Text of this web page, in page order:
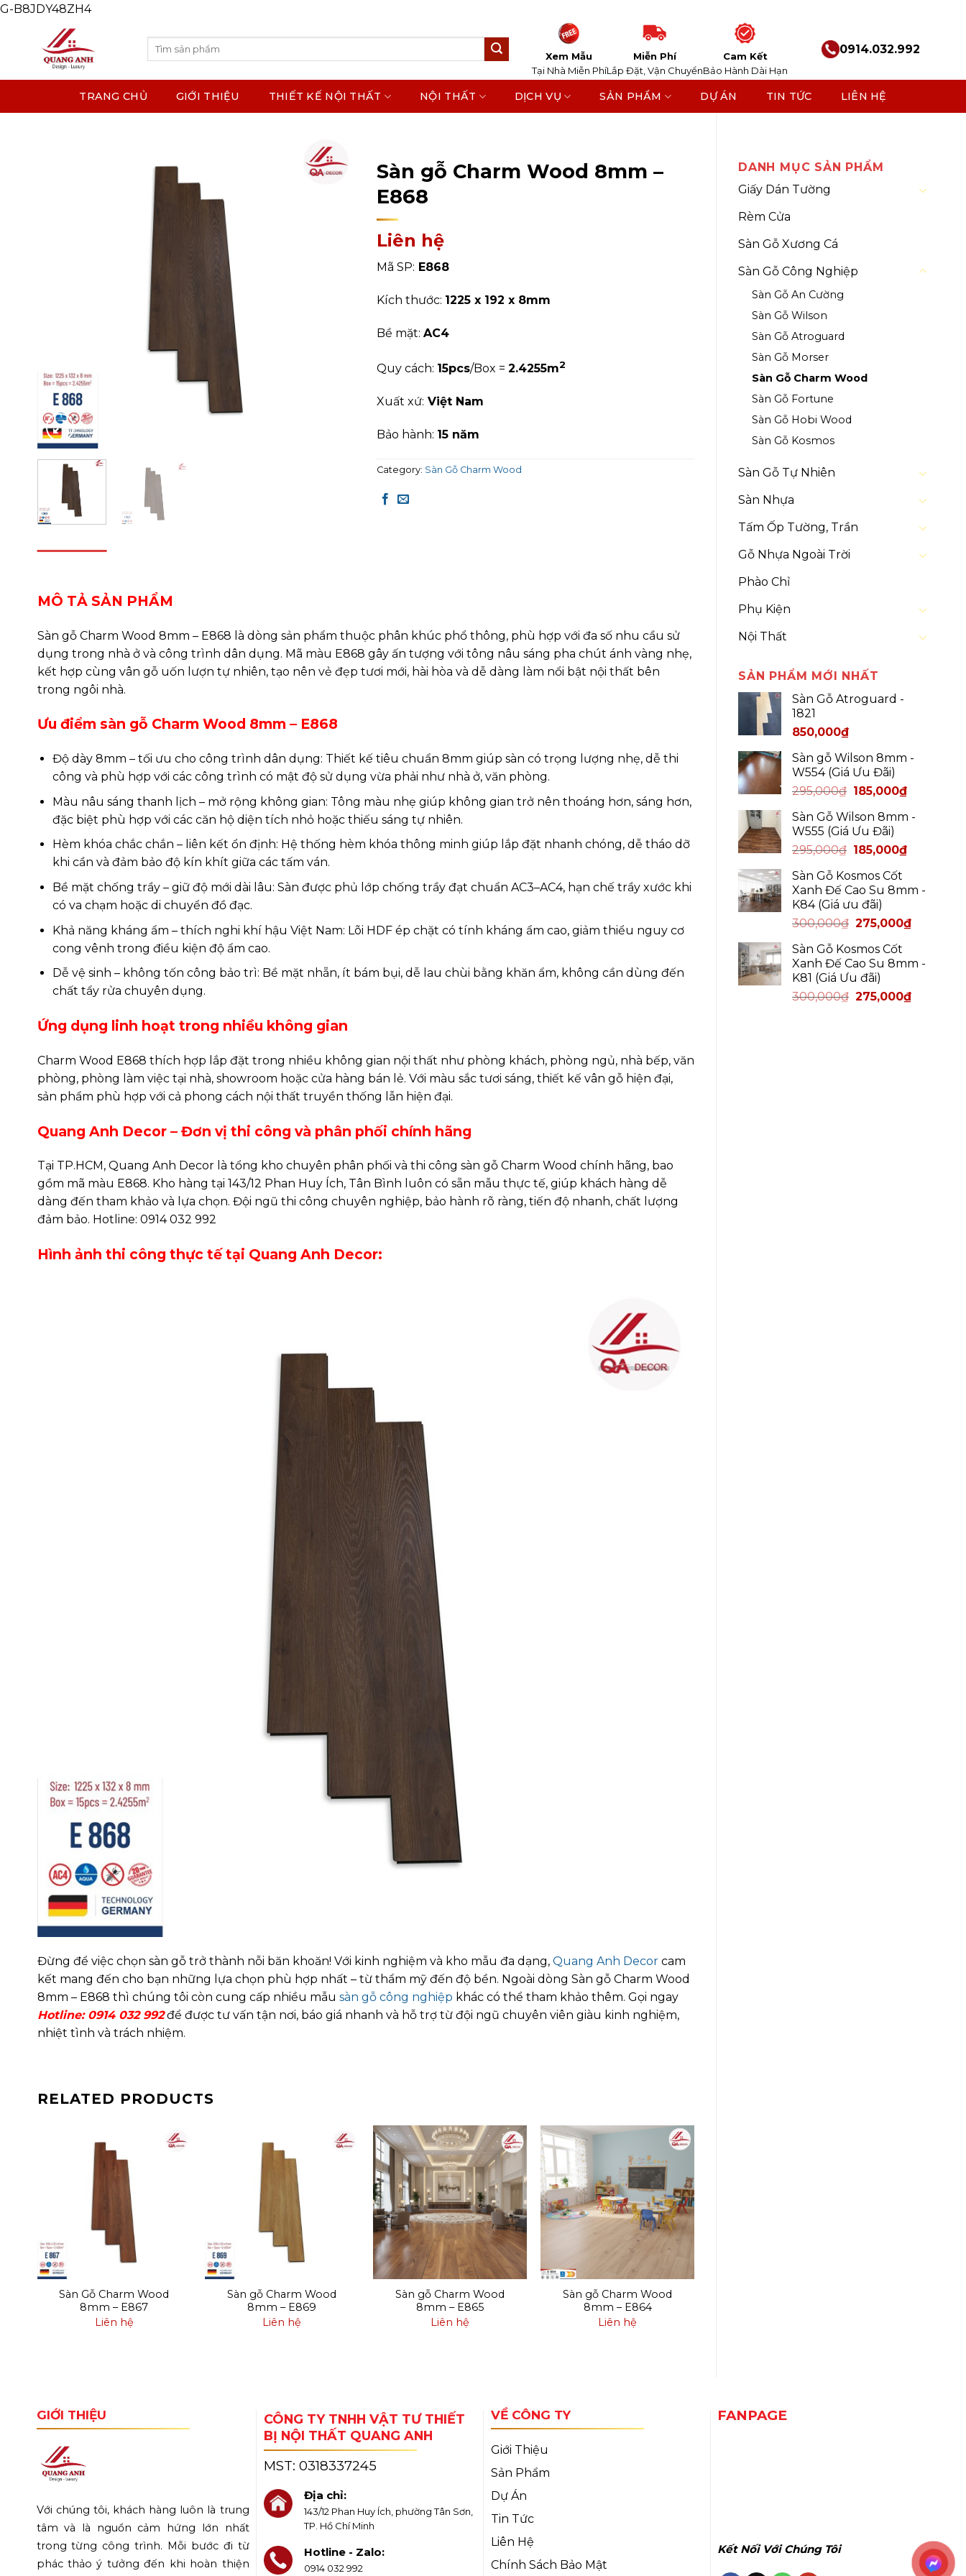
G-B8JDY48ZH4Skip
Search
Xem Mẫu
Tại Nhà Miễn Phí
Miễn Phí
Lắp Đặt, Vận Chuyển
Cam Kết
Bảo Hành Dài Hạn
0914.032.992
TRANG CHỦ GIỚI THIỆU THIẾT KẾ NỘI THẤT NỘI THẤT DỊCH VỤ SẢN PHẨM DỰ ÁN TIN TỨC LIÊN HỆ
DANH MỤC SẢN PHẨM
Giấy Dán Tường
Rèm Cửa
Sàn Gỗ Xương Cá
Sàn Gỗ Công Nghiệp
Sàn Gỗ An Cường
Sàn Gỗ Wilson
Sàn Gỗ Atroguard
Sàn Gỗ Morser
Sàn Gỗ Charm Wood
Sàn Gỗ Fortune
Sàn Gỗ Hobi Wood
Sàn Gỗ Kosmos
Sàn Gỗ Tự Nhiên
Sàn Nhựa
Tấm Ốp Tường, Trần
Gỗ Nhựa Ngoài Trời
Phào Chỉ
Phụ Kiện
Nội Thất
SẢN PHẨM MỚI NHẤT
Sàn Gỗ Atroguard -
1821
850,000₫
Sàn gỗ Wilson 8mm -
W554 (Giá Ưu Đãi)
295,000₫ 185,000₫
Sàn Gỗ Wilson 8mm -
W555 (Giá Ưu Đãi)
295,000₫ 185,000₫
Sàn Gỗ Kosmos Cốt
Xanh Đế Cao Su 8mm -
K84 (Giá ưu đãi)
300,000₫ 275,000₫
Sàn Gỗ Kosmos Cốt
Xanh Đế Cao Su 8mm -
K81 (Giá Ưu đãi)
300,000₫ 275,000₫
Sàn gỗ Charm Wood 8mm –
E868
Liên hệ
Mã SP: E868
Kích thước: 1225 x 192 x 8mm
Bề mặt: AC4
Quy cách: 15pcs/Box = 2.4255m2
Xuất xứ: Việt Nam
Bảo hành: 15 năm
Category: Sàn Gỗ Charm Wood
MÔ TẢ SẢN PHẨM
Sàn gỗ Charm Wood 8mm – E868 là dòng sản phẩm thuộc phân khúc phổ thông, phù hợp với đa số nhu cầu sử
dụng trong nhà ở và công trình dân dụng. Mã màu E868 gây ấn tượng với tông nâu sáng pha chút ánh vàng nhẹ,
kết hợp cùng vân gỗ uốn lượn tự nhiên, tạo nên vẻ đẹp tươi mới, hài hòa và dễ dàng làm nổi bật nội thất bên
trong ngôi nhà.
Ưu điểm sàn gỗ Charm Wood 8mm – E868
Độ dày 8mm – tối ưu cho công trình dân dụng: Thiết kế tiêu chuẩn 8mm giúp sàn có trọng lượng nhẹ, dễ thi
công và phù hợp với các công trình có mật độ sử dụng vừa phải như nhà ở, văn phòng.
Màu nâu sáng thanh lịch – mở rộng không gian: Tông màu nhẹ giúp không gian trở nên thoáng hơn, sáng hơn,
đặc biệt phù hợp với các căn hộ diện tích nhỏ hoặc thiếu sáng tự nhiên.
Hèm khóa chắc chắn – liên kết ổn định: Hệ thống hèm khóa thông minh giúp lắp đặt nhanh chóng, dễ tháo dỡ
khi cần và đảm bảo độ kín khít giữa các tấm ván.
Bề mặt chống trầy – giữ độ mới dài lâu: Sàn được phủ lớp chống trầy đạt chuẩn AC3–AC4, hạn chế trầy xước khi
có va chạm hoặc di chuyển đồ đạc.
Khả năng kháng ẩm – thích nghi khí hậu Việt Nam: Lõi HDF ép chặt có tính kháng ẩm cao, giảm thiểu nguy cơ
cong vênh trong điều kiện độ ẩm cao.
Dễ vệ sinh – không tốn công bảo trì: Bề mặt nhẵn, ít bám bụi, dễ lau chùi bằng khăn ẩm, không cần dùng đến
chất tẩy rửa chuyên dụng.
Ứng dụng linh hoạt trong nhiều không gian
Charm Wood E868 thích hợp lắp đặt trong nhiều không gian nội thất như phòng khách, phòng ngủ, nhà bếp, văn
phòng, phòng làm việc tại nhà, showroom hoặc cửa hàng bán lẻ. Với màu sắc tươi sáng, thiết kế vân gỗ hiện đại,
sản phẩm phù hợp với cả phong cách nội thất truyền thống lẫn hiện đại.
Quang Anh Decor – Đơn vị thi công và phân phối chính hãng
Tại TP.HCM, Quang Anh Decor là tổng kho chuyên phân phối và thi công sàn gỗ Charm Wood chính hãng, bao
gồm mã màu E868. Kho hàng tại 143/12 Phan Huy Ích, Tân Bình luôn có sẵn mẫu thực tế, giúp khách hàng dễ
dàng đến tham khảo và lựa chọn. Đội ngũ thi công chuyên nghiệp, bảo hành rõ ràng, tiến độ nhanh, chất lượng
đảm bảo. Hotline: 0914 032 992
Hình ảnh thi công thực tế tại Quang Anh Decor:
Đừng để việc chọn sàn gỗ trở thành nỗi băn khoăn! Với kinh nghiệm và kho mẫu đa dạng, Quang Anh Decor cam
kết mang đến cho bạn những lựa chọn phù hợp nhất – từ thẩm mỹ đến độ bền. Ngoài dòng Sàn gỗ Charm Wood
8mm – E868 thì chúng tôi còn cung cấp nhiều mẫu sàn gỗ công nghiệp khác có thể tham khảo thêm. Gọi ngay
Hotline: 0914 032 992để được tư vấn tận nơi, báo giá nhanh và hỗ trợ từ đội ngũ chuyên viên giàu kinh nghiệm,
nhiệt tình và trách nhiệm.
RELATED PRODUCTS
Sàn Gỗ Charm Wood
8mm – E867
Liên hệ
Sàn gỗ Charm Wood
8mm – E869
Liên hệ
Sàn gỗ Charm Wood
8mm – E865
Liên hệ
Sàn gỗ Charm Wood
8mm – E864
Liên hệ
GIỚI THIỆU
Với chúng tôi, khách hàng luôn là trung
tâm và là nguồn cảm hứng lớn nhất
trong từng công trình. Mỗi bước đi từ
phác thảo ý tưởng đến khi hoàn thiện
CÔNG TY TNHH VẬT TƯ THIẾT
BỊ NỘI THẤT QUANG ANH
MST:0318337245
Địa chỉ:
143/12 Phan Huy Ích, phường Tân Sơn,
TP. Hồ Chí Minh
Hotline - Zalo:
0914 032 992
VỀ CÔNG TY
Giới Thiệu
Sản Phẩm
Dự Án
Tin Tức
Liên Hệ
Chính Sách Bảo Mật
FANPAGE
Kết Nối Với Chúng Tôi